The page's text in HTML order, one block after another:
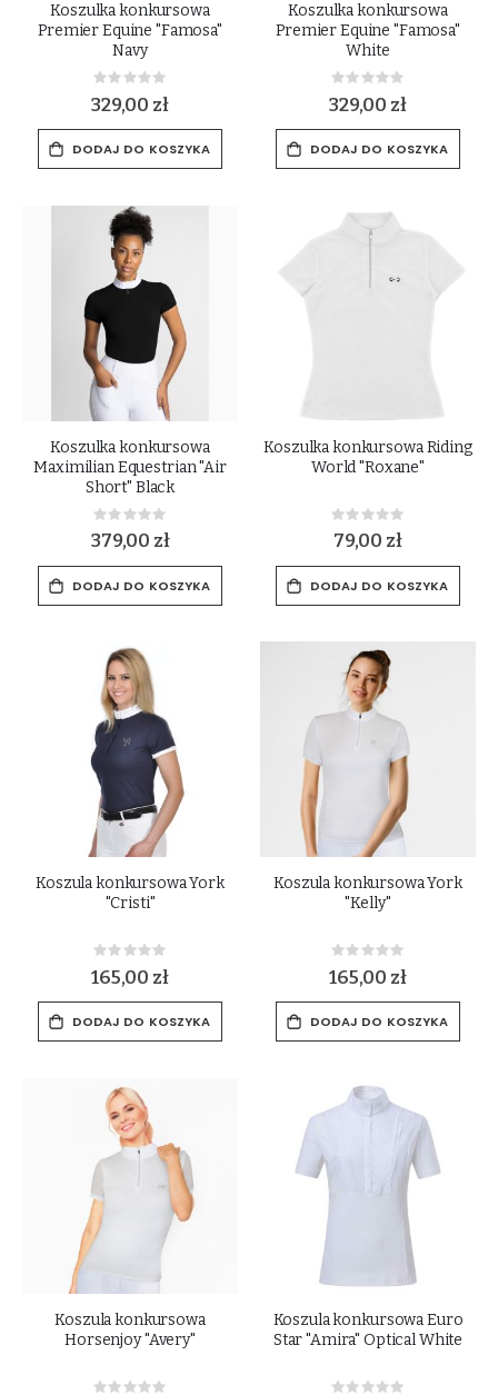
Koszulka konkursowa
Premier Equine "Famosa"
Navy
Rating:
0%
329,00 zł
DODAJ DO KOSZYKA
Koszulka konkursowa
Premier Equine "Famosa"
White
Rating:
0%
329,00 zł
DODAJ DO KOSZYKA
Koszulka konkursowa
Maximilian Equestrian "Air
Short" Black
Rating:
0%
379,00 zł
DODAJ DO KOSZYKA
Koszulka konkursowa Riding
World "Roxane"
Rating:
0%
79,00 zł
DODAJ DO KOSZYKA
Koszula konkursowa York
"Cristi"
Rating:
0%
165,00 zł
DODAJ DO KOSZYKA
Koszula konkursowa York
"Kelly"
Rating:
0%
165,00 zł
DODAJ DO KOSZYKA
Koszula konkursowa
Horsenjoy "Avery"
Rating:
Koszula konkursowa Euro
Star "Amira" Optical White
Rating: